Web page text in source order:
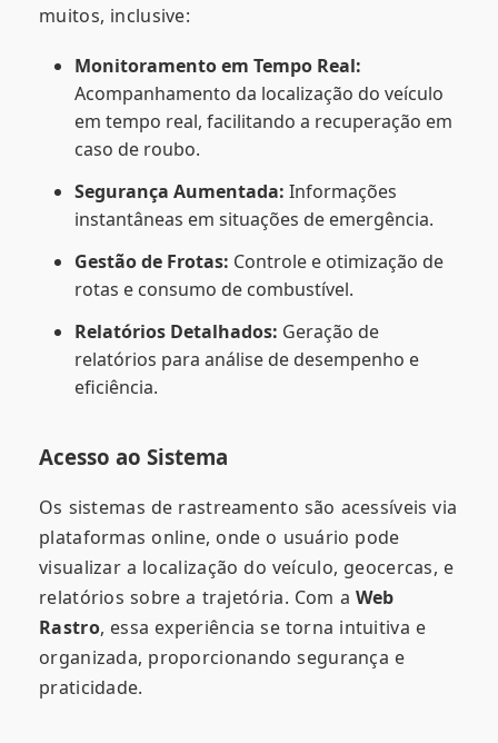
muitos, inclusive:
Monitoramento em Tempo Real:
Acompanhamento da localização do veículo
em tempo real, facilitando a recuperação em
caso de roubo.
Segurança Aumentada: Informações
instantâneas em situações de emergência.
Gestão de Frotas: Controle e otimização de
rotas e consumo de combustível.
Relatórios Detalhados: Geração de
relatórios para análise de desempenho e
eficiência.
Acesso ao Sistema
Os sistemas de rastreamento são acessíveis via
plataformas online, onde o usuário pode
visualizar a localização do veículo, geocercas, e
relatórios sobre a trajetória. Com a Web
Rastro, essa experiência se torna intuitiva e
organizada, proporcionando segurança e
praticidade.